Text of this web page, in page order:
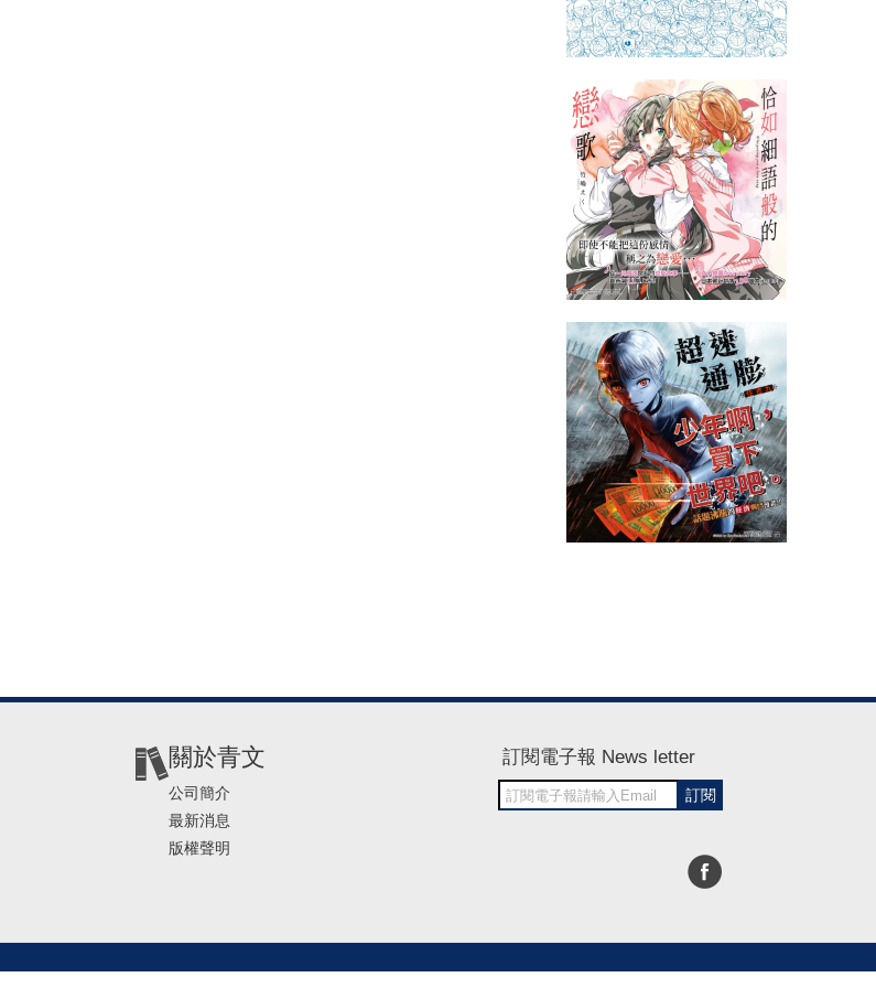
關於青文
公司簡介
最新消息
版權聲明
訂閱電子報 News letter
訂閱